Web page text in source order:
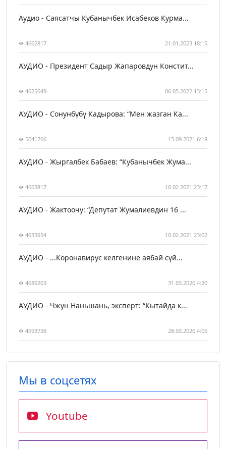
Аудио - Саясатчы Кубанычбек Исабеков Курма...
4662817 21.01.2023 18:15
АУДИО - Президент Садыр Жапаровдун Констит...
4625049 06.05.2022 13:15
АУДИО - Сонунбүбү Кадырова: “Мен жазган Ка...
5041206 15.09.2021 6:18
АУДИО - Жыргалбек Бабаев: “Кубанычбек Жума...
4663817 10.02.2021 23:17
АУДИО - Жактоочу: “Депутат Жумалиевдин 16 ...
4633954 10.02.2021 23:02
АУДИО - ...Коронавирус келгенине аябай сүй...
4689203 31.03.2020 4:20
АУДИО - Чжун Наньшань, эксперт: “Кытайда к...
4593738 28.03.2020 4:05
Мы в соцсетях
Youtube